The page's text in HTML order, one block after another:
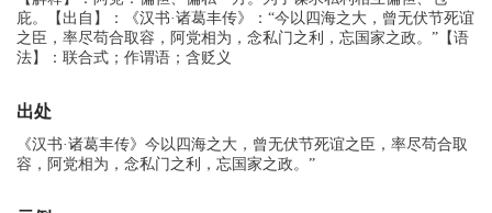
庇。【出自】：《汉书·诸葛丰传》：“今以四海之大，曾无伏节死谊
之臣，率尽苟合取容，阿党相为，念私门之利，忘国家之政。”【语
法】：联合式；作谓语；含贬义
出处
《汉书·诸葛丰传》今以四海之大，曾无伏节死谊之臣，率尽苟合取
容，阿党相为，念私门之利，忘国家之政。”